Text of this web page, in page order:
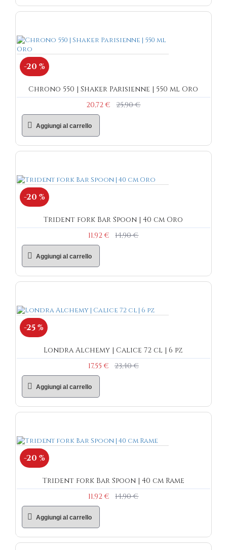
-20 %
Chrono 550 | Shaker Parisienne | 550 ml Oro
20,72 €
25,90 €
Aggiungi al carrello
-20 %
Trident fork Bar Spoon | 40 cm Oro
11,92 €
14,90 €
Aggiungi al carrello
-25 %
Londra Alchemy | Calice 72 cl | 6 pz
17,55 €
23,40 €
Aggiungi al carrello
-20 %
Trident fork Bar Spoon | 40 cm Rame
11,92 €
14,90 €
Aggiungi al carrello